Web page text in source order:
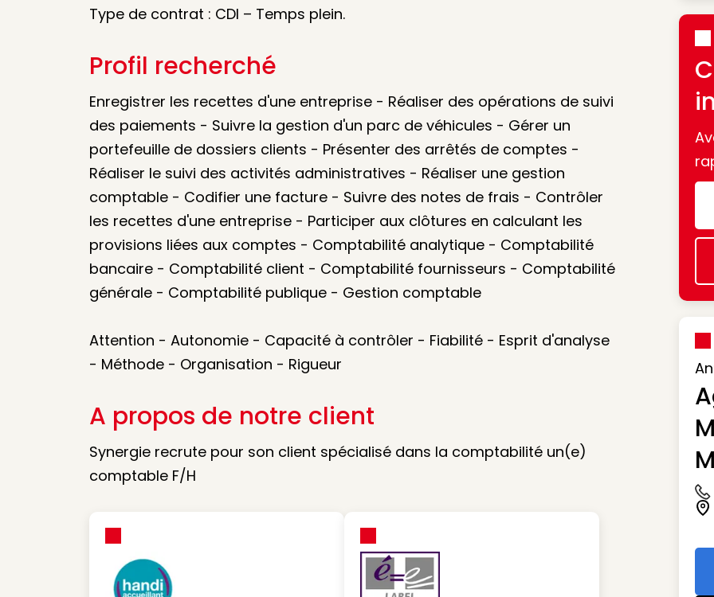
Type de contrat : CDI – Temps plein.
Profil recherché
Enregistrer les recettes d'une entreprise - Réaliser des opérations de suivi
des paiements - Suivre la gestion d'un parc de véhicules - Gérer un
portefeuille de dossiers clients - Présenter des arrêtés de comptes -
Réaliser le suivi des activités administratives - Réaliser une gestion
comptable - Codifier une facture - Suivre des notes de frais - Contrôler
les recettes d'une entreprise - Participer aux clôtures en calculant les
provisions liées aux comptes - Comptabilité analytique - Comptabilité
bancaire - Comptabilité client - Comptabilité fournisseurs - Comptabilité
générale - Comptabilité publique - Gestion comptable
Attention - Autonomie - Capacité à contrôler - Fiabilité - Esprit d'analyse
- Méthode - Organisation - Rigueur
A propos de notre client
Synergie recrute pour son client spécialisé dans la comptabilité un(e)
comptable F/H